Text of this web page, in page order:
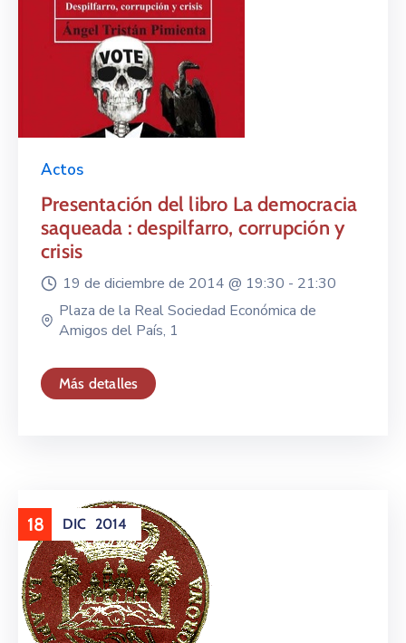
Actos
Presentación del libro La democracia
saqueada : despilfarro, corrupción y
crisis
19 de diciembre de 2014 @ 19:30 - 21:30
Plaza de la Real Sociedad Económica de
Amigos del País, 1
Más detalles
18 DIC 2014